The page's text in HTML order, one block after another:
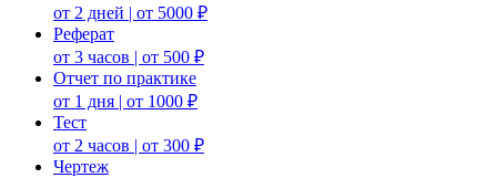
от 2 дней | от 5000 ₽
Реферат
от 3 часов | от 500 ₽
Отчет по практике
от 1 дня | от 1000 ₽
Тест
от 2 часов | от 300 ₽
Чертеж